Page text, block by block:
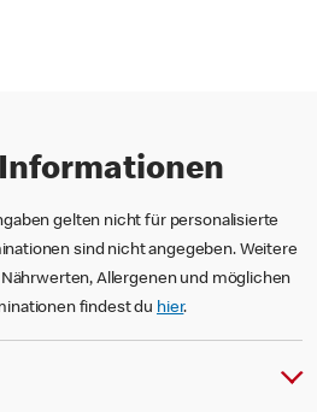
gelten nicht für personalisierte
sind nicht angegeben. Weitere
Allergenen und möglichen
findest du hier.